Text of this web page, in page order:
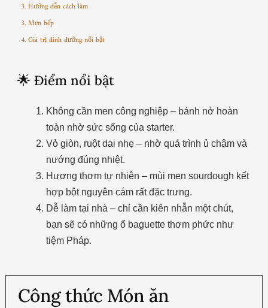
3. Hướng dẫn cách làm
3. Mẹo bếp
4. Giá trị dinh dưỡng nổi bật
🌟 Điểm nổi bật
Không cần men công nghiệp – bánh nở hoàn
toàn nhờ sức sống của starter.
Vỏ giòn, ruột dai nhẹ – nhờ quá trình ủ chậm và
nướng đúng nhiệt.
Hương thơm tự nhiên – mùi men sourdough kết
hợp bột nguyên cám rất đặc trưng.
Dễ làm tại nhà – chỉ cần kiên nhẫn một chút,
bạn sẽ có những ổ baguette thơm phức như
tiệm Pháp.
Công thức Món ăn